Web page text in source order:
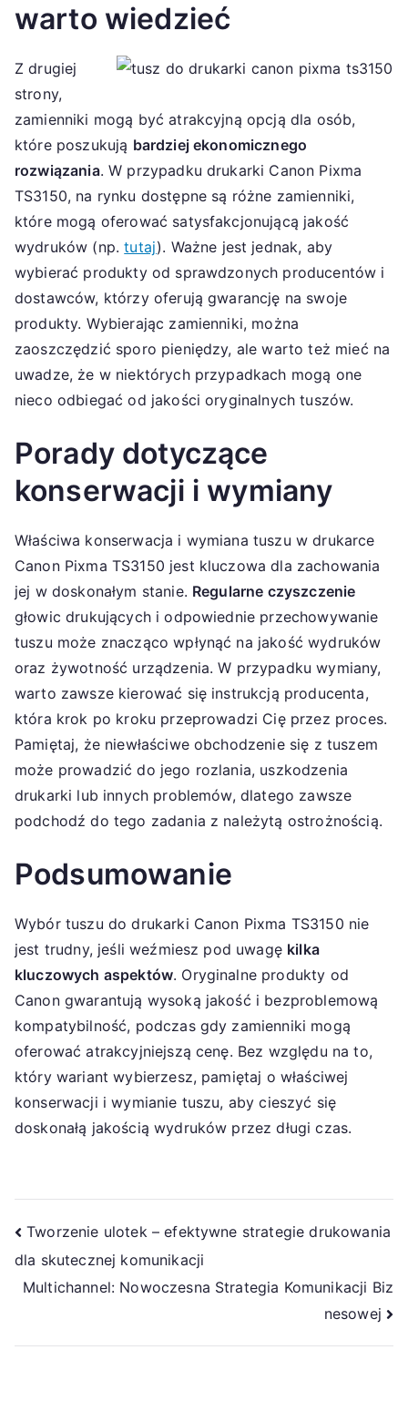
warto wiedzieć
Z drugiej
strony,
zamienniki mogą być atrakcyjną opcją dla osób,
które poszukują bardziej ekonomicznego
rozwiązania. W przypadku drukarki Canon Pixma
TS3150, na rynku dostępne są różne zamienniki,
które mogą oferować satysfakcjonującą jakość
wydruków (np.tutaj). Ważne jest jednak, aby
wybierać produkty od sprawdzonych producentów i
dostawców, którzy oferują gwarancję na swoje
produkty. Wybierając zamienniki, można
zaoszczędzić sporo pieniędzy, ale warto też mieć na
uwadze, że w niektórych przypadkach mogą one
nieco odbiegać od jakości oryginalnych tuszów.
Porady dotyczące
konserwacji i wymiany
Właściwa konserwacja i wymiana tuszu w drukarce
Canon Pixma TS3150 jest kluczowa dla zachowania
jej w doskonałym stanie. Regularne czyszczenie
głowic drukujących i odpowiednie przechowywanie
tuszu może znacząco wpłynąć na jakość wydruków
oraz żywotność urządzenia. W przypadku wymiany,
warto zawsze kierować się instrukcją producenta,
która krok po kroku przeprowadzi Cię przez proces.
Pamiętaj, że niewłaściwe obchodzenie się z tuszem
może prowadzić do jego rozlania, uszkodzenia
drukarki lub innych problemów, dlatego zawsze
podchodź do tego zadania z należytą ostrożnością.
Podsumowanie
Wybór tuszu do drukarki Canon Pixma TS3150 nie
jest trudny, jeśli weźmiesz pod uwagę kilka
kluczowych aspektów. Oryginalne produkty od
Canon gwarantują wysoką jakość i bezproblemową
kompatybilność, podczas gdy zamienniki mogą
oferować atrakcyjniejszą cenę. Bez względu na to,
który wariant wybierzesz, pamiętaj o właściwej
konserwacji i wymianie tuszu, aby cieszyć się
doskonałą jakością wydruków przez długi czas.
Nawigacja
wpisu
Tworzenie ulotek – efektywne strategie drukowania
dla skutecznej komunikacji
Multichannel: Nowoczesna Strategia Komunikacji Biz
nesowej